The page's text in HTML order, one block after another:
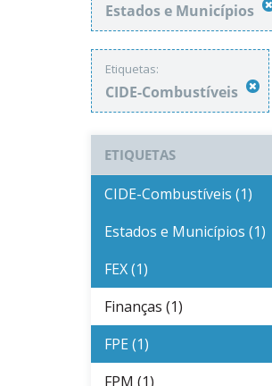
Estados e Municípios
Etiquetas:
CIDE-Combustíveis
ETIQUETAS
CIDE-Combustíveis (1)
Estados e Municípios (1)
FEX (1)
Finanças (1)
FPE (1)
FPM (1)